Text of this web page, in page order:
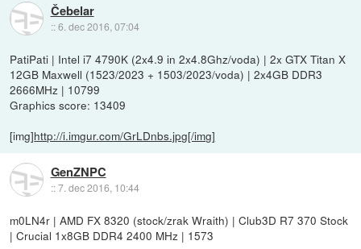
Čebelar
::6. dec 2016, 07:04
PatiPati | Intel i7 4790K (2x4.9 in 2x4.8Ghz/voda) | 2x GTX Titan X
12GB Maxwell (1523/2023 + 1503/2023/voda) | 2x4GB DDR3
2666MHz | 10799
Graphics score: 13409
[img]http://i.imgur.com/GrLDnbs.jpg[/img]
GenZNPC
::7. dec 2016, 10:44
m0LN4r | AMD FX 8320 (stock/zrak Wraith) | Club3D R7 370 Stock
| Crucial 1x8GB DDR4 2400 MHz | 1573